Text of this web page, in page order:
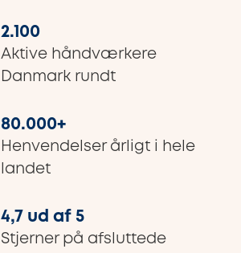
2.100
Aktive håndværkere
Danmark rundt
80.000+
Henvendelser årligt i hele
landet
4,7 ud af 5
Stjerner på afsluttede